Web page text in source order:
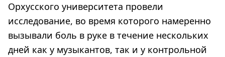
Орхусского университета провели
исследование, во время которого намеренно
вызывали боль в руке в течение нескольких
дней как у музыкантов, так и у контрольной